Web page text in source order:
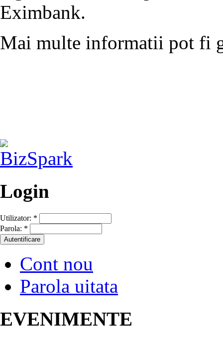
Eximbank.
Mai multe informatii pot fi
Login
Utilizator: *
Parola: *
Cont nou
Parola uitata
EVENIMENTE